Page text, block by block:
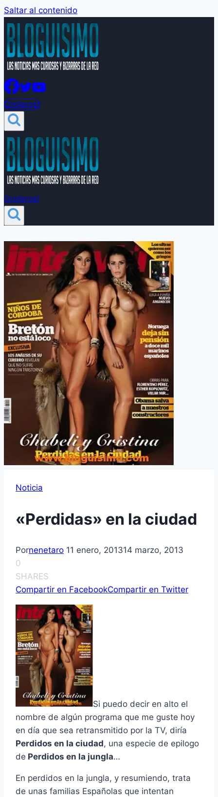
Saltar al contenido
Groleros!
Groleros!
Noticia
«Perdidas» en la ciudad
Pornenetaro 11 enero, 201314 marzo, 2013
0
SHARES
Compartir en FacebookCompartir en Twitter
Si puedo decir en alto el
nombre de algún programa que me guste hoy
en dí­a que sea retransmitido por la TV, dirí­a
Perdidos en la ciudad, una especie de epilogo
de Perdidos en la jungla…
En perdidos en la jungla, y resumiendo, trata
de unas familias Españolas que intentan